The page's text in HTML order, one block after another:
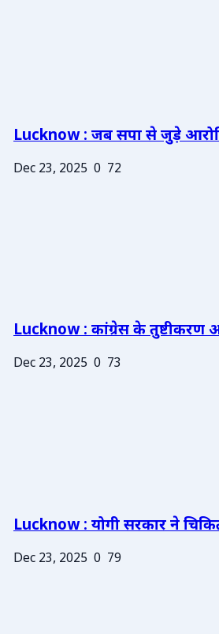
Lucknow : जब सपा से जुड़े
Dec 23, 2025 0 72
Lucknow : कांग्रेस के तुष्टीकरण
Dec 23, 2025 0 73
Lucknow : योगी सरकार ने
Dec 23, 2025 0 79